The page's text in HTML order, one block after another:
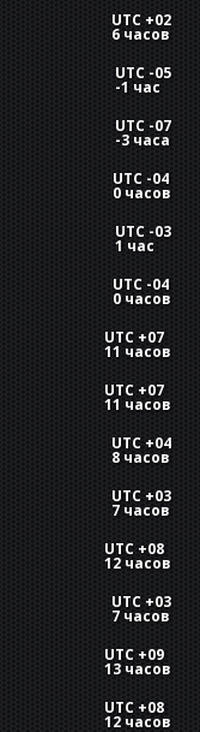
UTC +02
6 часов
UTC -05
-1 час
UTC -07
-3 часа
UTC -04
0 часов
UTC -03
1 час
UTC -04
0 часов
UTC +07
11 часов
UTC +07
11 часов
UTC +04
8 часов
UTC +03
7 часов
UTC +08
12 часов
UTC +03
7 часов
UTC +09
13 часов
UTC +08
12 часов